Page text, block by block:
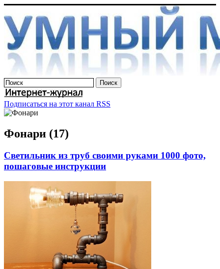
Подписаться на этот канал RSS
Фонари (17)
Светильник из труб своими руками 1000 фото,
пошаговые инструкции